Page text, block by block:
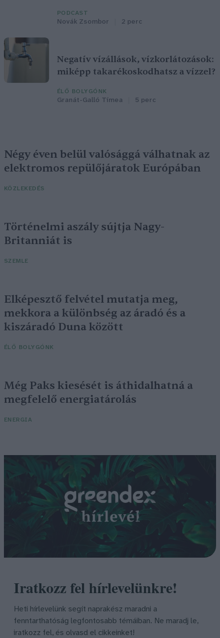
PODCAST
Novák Zsombor 2 perc
Negatív vízállások, vízkorlátozások:
miképp takarékoskodhatsz a vízzel?
ÉLŐ BOLYGÓNK
Granát-Galló Tímea 5 perc
Négy éven belül valósággá válhatnak az
elektromos repülőjáratok Európában
KÖZLEKEDÉS
Történelmi aszály sújtja Nagy-
Britanniát is
SZEMLE
Elképesztő felvétel mutatja meg,
mekkora a különbség az áradó és a
kiszáradó Duna között
ÉLŐ BOLYGÓNK
Még Paks kiesését is áthidalhatná a
megfelelő energiatárolás
ENERGIA
Iratkozz fel hírlevelünkre!
Heti hírlevelünk segít naprakész maradni a
fenntarthatóság legfontosabb témáiban. Ne maradj le,
iratkozz fel, és olvasd el cikkeinket!